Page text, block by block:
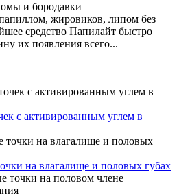
и бородавки
жировиков, липом без
средство Папилайт быстро
их появления всего...
с активированным углем в
на влагалище и половых губах